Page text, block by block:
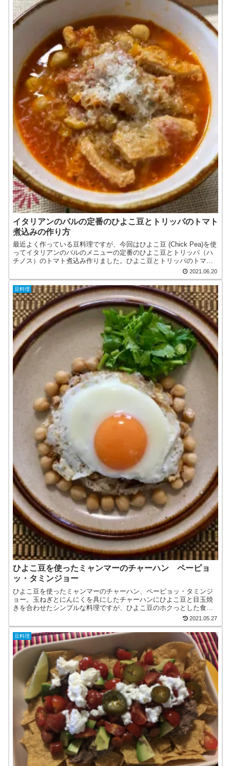
イタリアンのバルの定番のひよこ豆とトリッパのトマト
煮込みの作り方
最近よく作っている豆料理ですが、今回はひよこ豆 (Chick Pea)を使
ってイタリアンのバルのメニューの定番のひよこ豆とトリッパ（ハ
チノス）のトマト煮込み作りました。ひよこ豆とトリッパのトマト
2021.06.20
豆料理
ひよこ豆を使ったミャンマーのチャーハン ペーピョ
ッ・タミンジョー
ひよこ豆を使ったミャンマーのチャーハン、ペーピョッ・タミンジ
ョー。玉ねぎとにんにくを具にしたチャーハンにひよこ豆と目玉焼
きを合わせたシンプルな料理ですが、ひよこ豆のホクっとした食感
がご飯とぴったりな素朴な味のチャーハンです。ひよこ豆独特な
2021.05.27
豆料理